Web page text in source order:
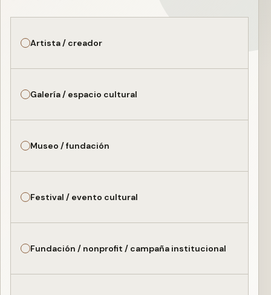
Artista / creador
Galería / espacio cultural
Museo / fundación
Festival / evento cultural
Fundación / nonprofit / campaña institucional